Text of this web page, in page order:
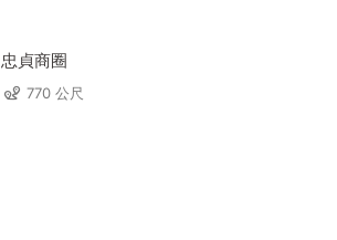
忠貞商圈
770 公尺